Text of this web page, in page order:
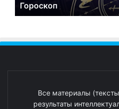
Гороскоп
Все материалы
результаты